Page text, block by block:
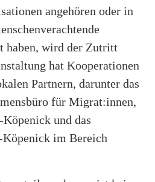
angehören oder in
haben, wird der Zutritt
hat Kooperationen
Partnern, darunter das
für Migrat:innen,
und das
im Bereich